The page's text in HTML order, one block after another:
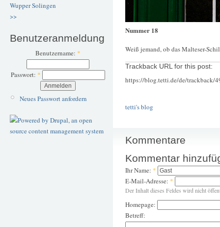
WupperSolingen
>>
Benutzeranmeldung
Benutzername: *
Passwort: *
Neues Passwort anfordern
Nummer 18
Weiß jemand, ob das Malteser-
Trackback URL for this post:
https://blog.tetti.de/de/trackback/
tetti's blog
Kommentare
Kommentar
Ihr Name: *
E-Mail-Adresse: *
Der Inhalt dieses Feldes wird nicht
Homepage:
Betreff: